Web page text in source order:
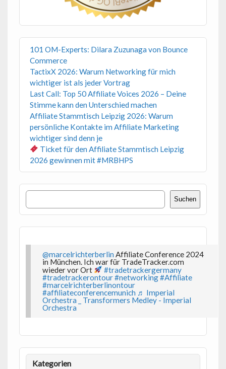
101 OM-Experts: Dilara Zuzunaga von Bounce
Commerce
TactixX 2026: Warum Networking für mich
wichtiger ist als jeder Vortrag
Last Call: Top 50 Affiliate Voices 2026 – Deine
Stimme kann den Unterschied machen
Affiliate Stammtisch Leipzig 2026: Warum
persönliche Kontakte im Affiliate Marketing
wichtiger sind denn je
Ticket für den Affiliate Stammtisch Leipzig
2026 gewinnen mit #MRBHPS
Suchen
Suchen
@marcelrichterberlin Affiliate Conference 2024
in München. Ich war für TradeTracker.com
wieder vor Ort
#tradetrackergermany
#tradetrackerontour#networking#Affiliate
#marcelrichterberlinontour
#affiliateconferencemunich ♬ Imperial
Orchestra _ Transformers Medley - Imperial
Orchestra
Kategorien